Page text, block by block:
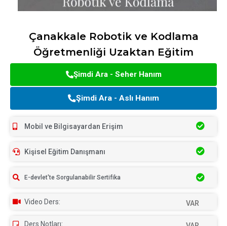
Çanakkale Robotik ve Kodlama
Öğretmenliği Uzaktan Eğitim
Şimdi Ara - Seher Hanım
Şimdi Ara - Aslı Hanım
Mobil ve Bilgisayardan Erişim
Kişisel Eğitim Danışmanı
E-devlet'te Sorgulanabilir Sertifika
Video Ders: VAR
Ders Notları: